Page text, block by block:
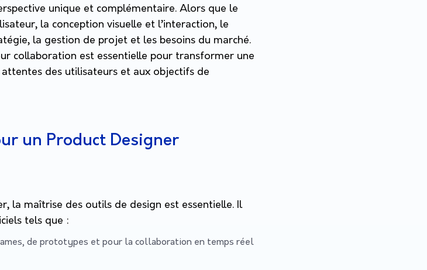
unique et complémentaire. Alors que le
la conception visuelle et l’interaction, le
la gestion de projet et les besoins du marché.
collaboration est essentielle pour transformer une
des utilisateurs et aux objectifs de
un Product Designer
la maîtrise des outils de design est essentielle. Il
tels que :
de prototypes et pour la collaboration en temps réel